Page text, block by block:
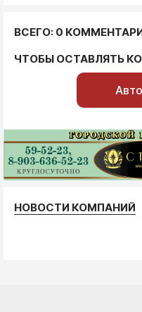
ВСЕГО: 0
ЧТОБЫ ОСТАВЛЯТЬ
НОВОСТИ КОМПАНИЙ